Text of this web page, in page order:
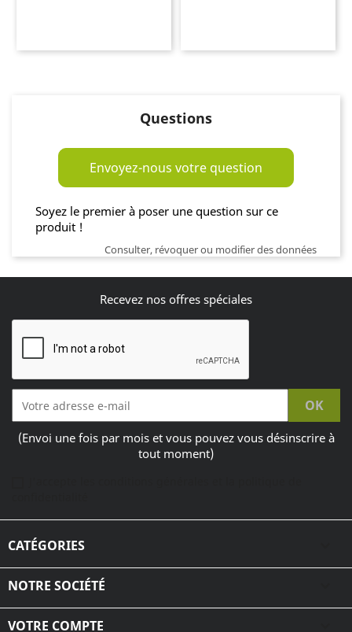
Questions
Envoyez-nous votre question
Soyez le premier à poser une question sur ce
produit !
Consulter, révoquer ou modifier des données
Recevez nos offres spéciales
(Envoi une fois par mois et vous pouvez vous désinscrire à
tout moment)
CATÉGORIES
NOTRE SOCIÉTÉ
VOTRE COMPTE